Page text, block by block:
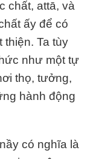
chất, attā, và
ấy để có
thiện. Ta tùy
như một tự
thọ, tưởng,
hành động
có nghĩa là